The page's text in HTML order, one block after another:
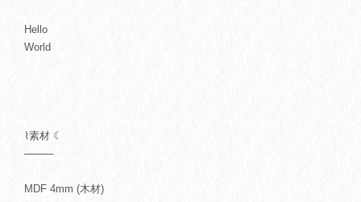
Hello
World
⌇素材 ☾
────
MDF 4mm (木材)